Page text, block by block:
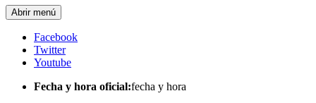
Abrir menú
Facebook
Twitter
Youtube
Fecha y hora oficial:fecha y hora